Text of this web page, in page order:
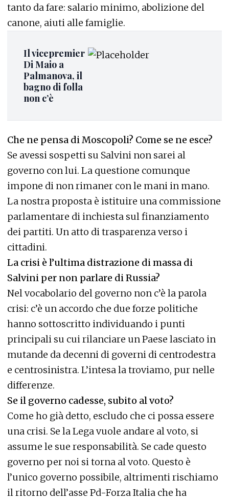
tanto da fare: salario minimo, abolizione del
canone, aiuti alle famiglie.
Il vicepremier
Di Maio a
Palmanova, il
bagno di folla
non c’è
Che ne pensa di Moscopoli? Come se ne esce?
Se avessi sospetti su Salvini non sarei al
governo con lui. La questione comunque
impone di non rimaner con le mani in mano.
La nostra proposta è istituire una commissione
parlamentare di inchiesta sul finanziamento
dei partiti. Un atto di trasparenza verso i
cittadini.
La crisi è l’ultima distrazione di massa di
Salvini per non parlare di Russia?
Nel vocabolario del governo non c’è la parola
crisi: c’è un accordo che due forze politiche
hanno sottoscritto individuando i punti
principali su cui rilanciare un Paese lasciato in
mutande da decenni di governi di centrodestra
e centrosinistra. L’intesa la troviamo, pur nelle
differenze.
Se il governo cadesse, subito al voto?
Come ho già detto, escludo che ci possa essere
una crisi. Se la Lega vuole andare al voto, si
assume le sue responsabilità. Se cade questo
governo per noi si torna al voto. Questo è
l’unico governo possibile, altrimenti rischiamo
il ritorno dell’asse Pd-Forza Italia che ha